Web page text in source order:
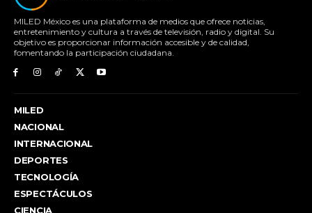
MILED México es una plataforma de medios que ofrece noticias,
entretenimiento y cultura a través de televisión, radio y digital. Su
objetivo es proporcionar información accesible y de calidad,
fomentando la participación ciudadana.
MILED
NACIONAL
INTERNACIONAL
DEPORTES
TECNOLOGÍA
ESPECTÁCULOS
CIENCIA